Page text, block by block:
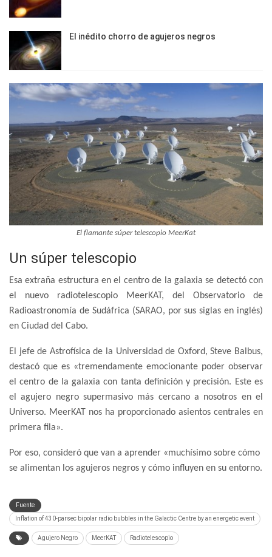
El inédito chorro de agujeros negros
El flamante súper telescopio MeerKat
Un súper telescopio
Esa extraña estructura en el centro de la galaxia se detectó con
el nuevo radiotelescopio MeerKAT, del Observatorio de
Radioastronomía de Sudáfrica (SARAO, por sus siglas en inglés)
en Ciudad del Cabo.
El jefe de Astrofísica de la Universidad de Oxford, Steve Balbus,
destacó que es «tremendamente emocionante poder observar
el centro de la galaxia con tanta definición y precisión. Este es
el agujero negro supermasivo más cercano a nosotros en el
Universo. MeerKAT nos ha proporcionado asientos centrales en
primera fila».
Por eso, consideró que van a aprender «muchísimo sobre cómo
se alimentan los agujeros negros y cómo influyen en su entorno.
Fuente
Inflation of 430-parsec bipolar radio bubbles in the Galactic Centre by an energetic event
Agujero Negro MeerKAT Radiotelescopio